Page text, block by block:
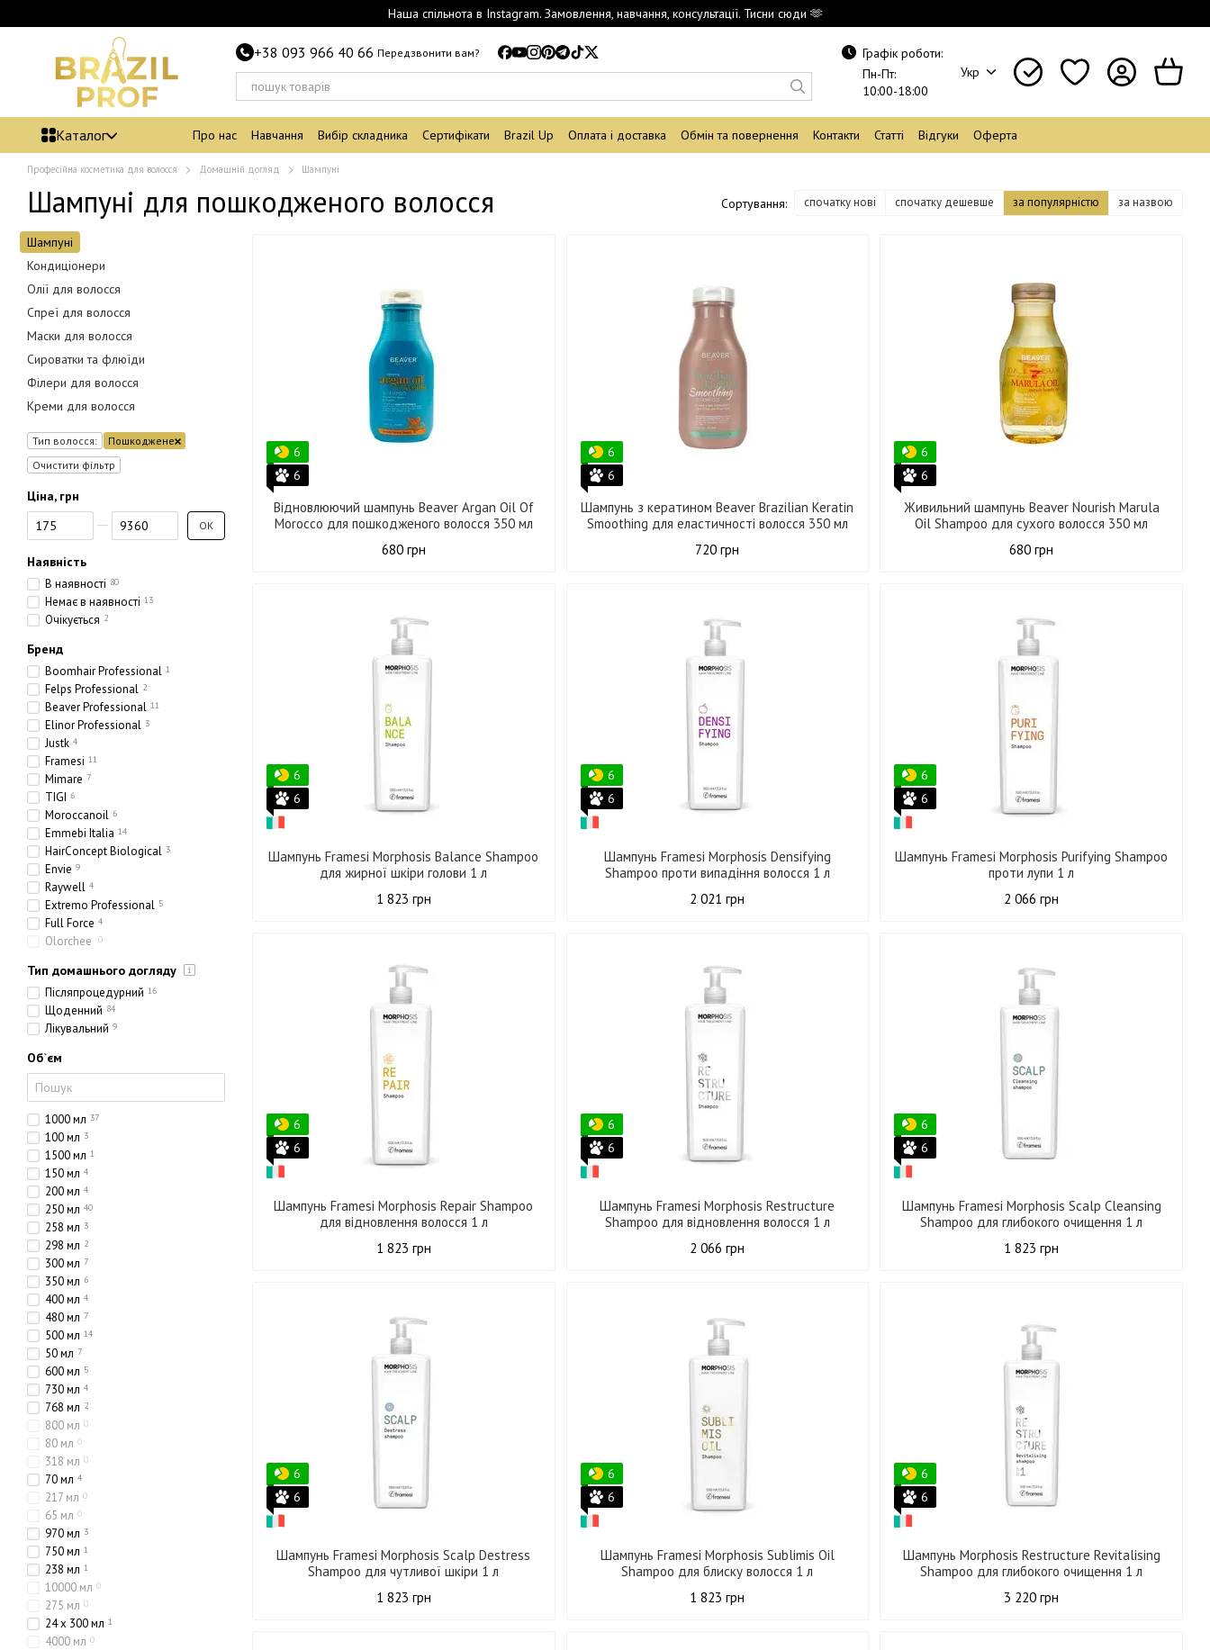
Наша спільнота в Instagram. Замовлення, навчання, консультації. Тисни сюди 🫶
+38 093 966 40 66 Передзвонити вам?
Графік роботи:
Пн-Пт:
10:00-18:00
Укр
Каталог Про нас Навчання Вибір складника Сертифікати Brazil Up Оплата і доставка Обмін та повернення Контакти Статті Відгуки Оферта
Професійна косметика для волосся Домашній догляд Шампуні
Шампуні для пошкодженого волосся Сортування: спочатку нові спочатку дешевше за популярністю за назвою
6
6
Відновлюючий шампунь Beaver Argan Oil Of
Morocco для пошкодженого волосся 350 мл
680 грн
6
6
Шампунь з кератином Beaver Brazilian Keratin
Smoothing для еластичності волосся 350 мл
720 грн
6
6
Живильний шампунь Beaver Nourish Marula
Oil Shampoo для сухого волосся 350 мл
680 грн
6
6
Шампунь Framesi Morphosis Balance Shampoo
для жирної шкіри голови 1 л
1 823 грн
6
6
Шампунь Framesi Morphosis Densifying
Shampoo проти випадіння волосся 1 л
2 021 грн
6
6
Шампунь Framesi Morphosis Purifying Shampoo
проти лупи 1 л
2 066 грн
6
6
Шампунь Framesi Morphosis Repair Shampoo
для відновлення волосся 1 л
1 823 грн
6
6
Шампунь Framesi Morphosis Restructure
Shampoo для відновлення волосся 1 л
2 066 грн
6
6
Шампунь Framesi Morphosis Scalp Cleansing
Shampoo для глибокого очищення 1 л
1 823 грн
6
6
Шампунь Framesi Morphosis Scalp Destress
Shampoo для чутливої шкіри 1 л
1 823 грн
6
6
Шампунь Framesi Morphosis Sublimis Oil
Shampoo для блиску волосся 1 л
1 823 грн
6
6
Шампунь Morphosis Restructure Revitalising
Shampoo для глибокого очищення 1 л
3 220 грн
Шампуні
Кондиціонери
Олії для волосся
Спреї для волосся
Маски для волосся
Сироватки та флюїди
Філери для волосся
Креми для волосся
Тип волосся:
Пошкоджене
Очистити фільтр
Ціна, грн
Від Ціна, грн
До Ціна, грн ОК
Наявність
В наявності 80
Немає в наявності 13
Очікується 2
Бренд
Boomhair Professional 1
Felps Professional 2
Beaver Professional 11
Elinor Professional 3
Justk 4
Framesi 11
Mimare 7
TIGI 6
Moroccanoil 6
Emmebi Italia 14
HairConcept Biological 3
Envie 9
Raywell 4
Extremo Professional 5
Full Force 4
Olorchee 0
Тип домашнього догляду
Післяпроцедурний 16
Щоденний 84
Лікувальний 9
Об`єм
1000 мл 37
100 мл 3
1500 мл 1
150 мл 4
200 мл 4
250 мл 40
258 мл 3
298 мл 2
300 мл 7
350 мл 6
400 мл 4
480 мл 7
500 мл 14
50 мл 7
600 мл 5
730 мл 4
768 мл 2
800 мл 0
80 мл 0
318 мл 0
70 мл 4
217 мл 0
65 мл 0
970 мл 3
750 мл 1
238 мл 1
10000 мл 0
275 мл 0
24 x 300 мл 1
4000 мл 0